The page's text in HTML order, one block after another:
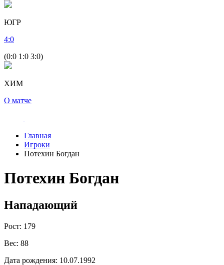
ЮГР
4:0
(0:0 1:0 3:0)
ХИМ
О матче
Главная
Игроки
Потехин Богдан
Потехин Богдан
Нападающий
Рост: 179
Вес: 88
Дата рождения: 10.07.1992